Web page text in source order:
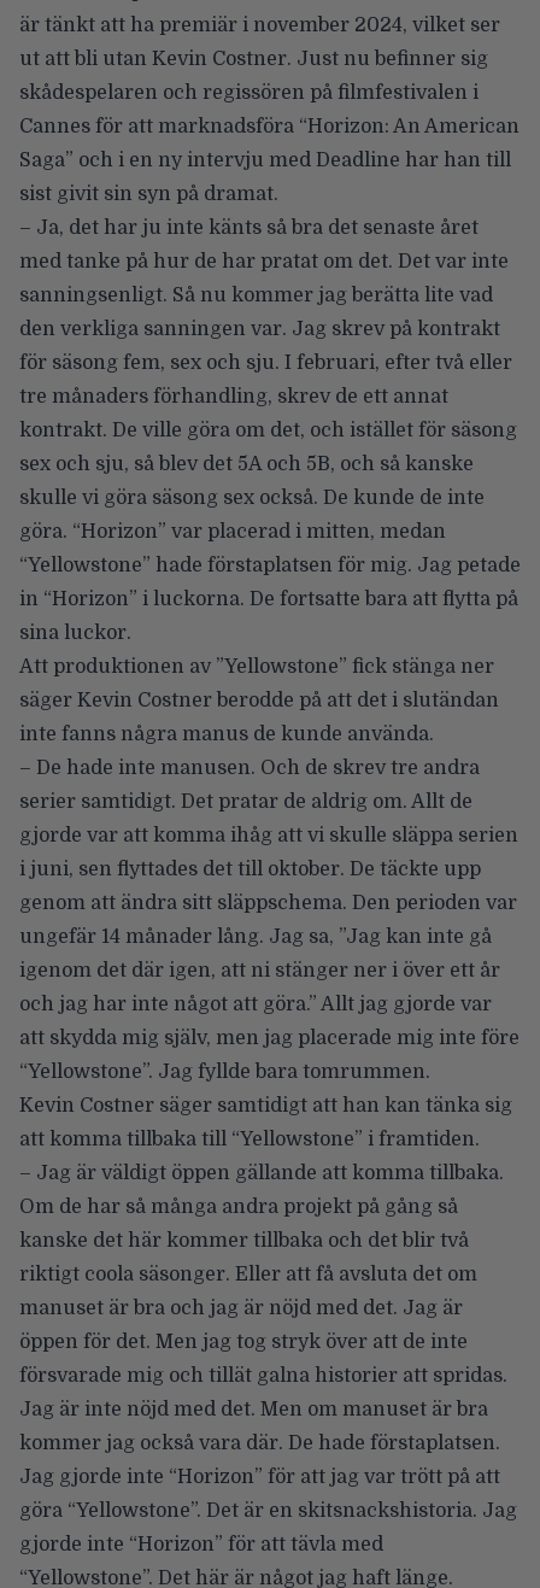
är tänkt att ha premiär i november 2024, vilket ser
ut att bli utan Kevin Costner. Just nu befinner sig
skådespelaren och regissören på filmfestivalen i
Cannes för att marknadsföra “Horizon: An American
Saga” och i en ny intervju med Deadline har han till
sist givit sin syn på dramat.
– Ja, det har ju inte känts så bra det senaste året
med tanke på hur de har pratat om det. Det var inte
sanningsenligt. Så nu kommer jag berätta lite vad
den verkliga sanningen var. Jag skrev på kontrakt
för säsong fem, sex och sju. I februari, efter två eller
tre månaders förhandling, skrev de ett annat
kontrakt. De ville göra om det, och istället för säsong
sex och sju, så blev det 5A och 5B, och så kanske
skulle vi göra säsong sex också. De kunde de inte
göra. “Horizon” var placerad i mitten, medan
“Yellowstone” hade förstaplatsen för mig. Jag petade
in “Horizon” i luckorna. De fortsatte bara att flytta på
sina luckor.
Att produktionen av ”Yellowstone” fick stänga ner
säger Kevin Costner berodde på att det i slutändan
inte fanns några manus de kunde använda.
– De hade inte manusen. Och de skrev tre andra
serier samtidigt. Det pratar de aldrig om. Allt de
gjorde var att komma ihåg att vi skulle släppa serien
i juni, sen flyttades det till oktober. De täckte upp
genom att ändra sitt släppschema. Den perioden var
ungefär 14 månader lång. Jag sa, ”Jag kan inte gå
igenom det där igen, att ni stänger ner i över ett år
och jag har inte något att göra.” Allt jag gjorde var
att skydda mig själv, men jag placerade mig inte före
“Yellowstone”. Jag fyllde bara tomrummen.
Kevin Costner säger samtidigt att han kan tänka sig
att komma tillbaka till “Yellowstone” i framtiden.
– Jag är väldigt öppen gällande att komma tillbaka.
Om de har så många andra projekt på gång så
kanske det här kommer tillbaka och det blir två
riktigt coola säsonger. Eller att få avsluta det om
manuset är bra och jag är nöjd med det. Jag är
öppen för det. Men jag tog stryk över att de inte
försvarade mig och tillät galna historier att spridas.
Jag är inte nöjd med det. Men om manuset är bra
kommer jag också vara där. De hade förstaplatsen.
Jag gjorde inte “Horizon” för att jag var trött på att
göra “Yellowstone”. Det är en skitsnackshistoria. Jag
gjorde inte “Horizon” för att tävla med
“Yellowstone”. Det här är något jag haft länge.